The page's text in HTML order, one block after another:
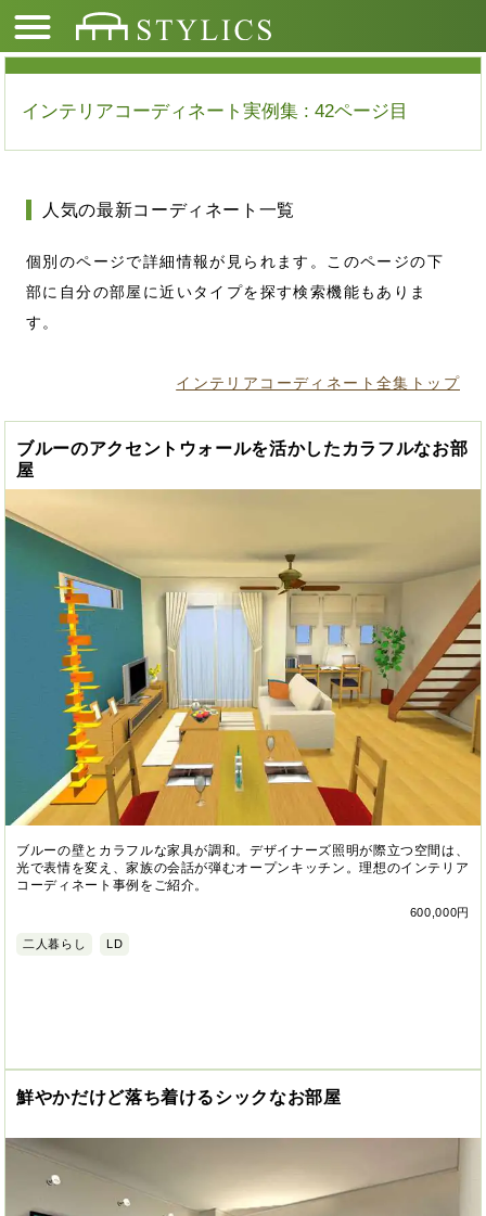
インテリアコーディネート実例集 : 42ページ目
人気の最新コーディネート一覧
個別のページで詳細情報が見られます。このページの下
部に自分の部屋に近いタイプを探す検索機能もありま
す。
インテリアコーディネート全集トップ
ブルーのアクセントウォールを活かしたカラフルなお部
屋
ブルーの壁とカラフルな家具が調和。デザイナーズ照明が際立つ空間は、
光で表情を変え、家族の会話が弾むオープンキッチン。理想のインテリア
コーディネート事例をご紹介。
600,000円
二人暮らし LD
鮮やかだけど落ち着けるシックなお部屋